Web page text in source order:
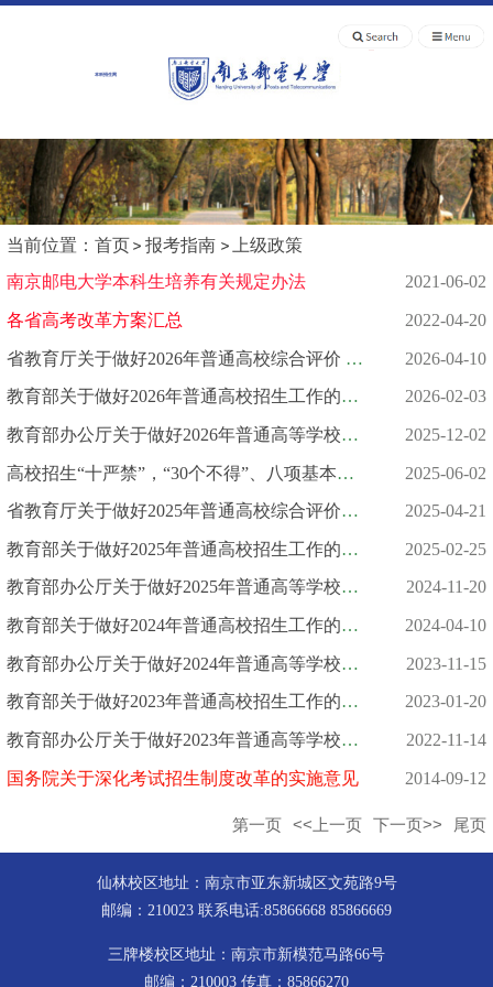
本科招生网
当前位置： 首页 报考指南
上级政策
南京邮电大学本科生培养有关规定办法
2021-06-02
各省高考改革方案汇总 2022-04-20
省教育厅关于做好2026年普通高校综合评价 招生改革试点工作的通... 2026-04-10
教育部关于做好2026年普通高校招生工作的通知 2026-02-03
教育部办公厅关于做好2026年普通高等学校部分特殊类型招生工作的... 2025-12-02
高校招生“十严禁”，“30个不得”、八项基本要求 2025-06-02
省教育厅关于做好2025年普通高校综合评价招生改革试点工作的通知 2025-04-21
教育部关于做好2025年普通高校招生工作的通知 2025-02-25
教育部办公厅关于做好2025年普通高等学校部分特殊类型招生工作的... 2024-11-20
教育部关于做好2024年普通高校招生工作的通知 2024-04-10
教育部办公厅关于做好2024年普通高等学校部分特殊类型招生工作的... 2023-11-15
教育部关于做好2023年普通高校招生工作的通知 2023-01-20
教育部办公厅关于做好2023年普通高等学校部分特殊类型招生工作的... 2022-11-14
国务院关于深化考试招生制度改革的实施意见 2014-09-12
第一页 <<上一页 下一页>> 尾页
仙林校区地址：南京市亚东新城区文苑路9号
邮编：210023 联系电话:85866668 85866669
三牌楼校区地址：南京市新模范马路66号
邮编：210003 传真：85866270